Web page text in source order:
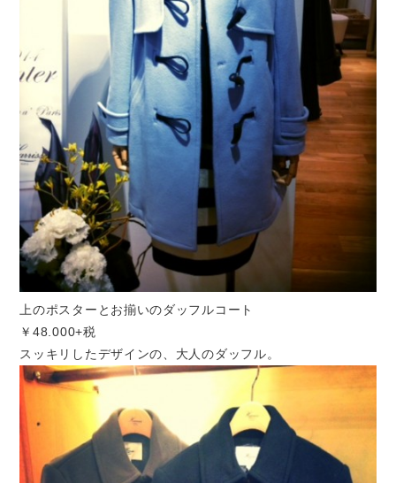
上のポスターとお揃いのダッフルコート
￥48.000+税
スッキリしたデザインの、大人のダッフル。